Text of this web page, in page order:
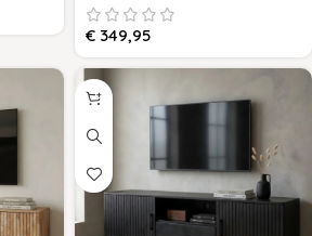
€ 349,95